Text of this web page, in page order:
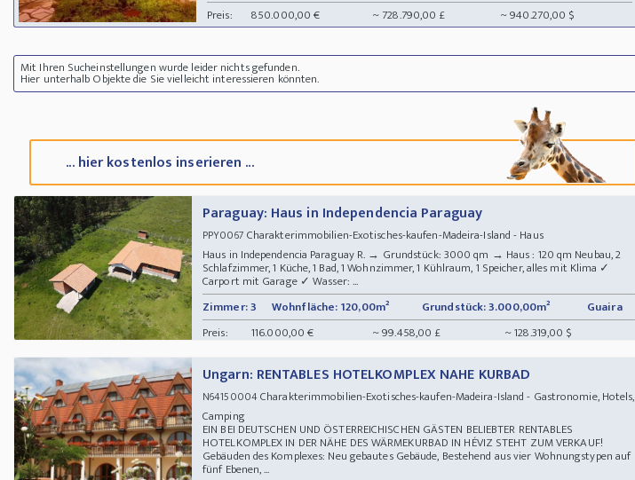
Preis:
850.000,00 € ~ 728.790,00 £ ~ 940.270,00 $
Mit Ihren Sucheinstellungen wurde leider nichts gefunden.
Hier unterhalb Objekte die Sie vielleicht interessieren könnten.
... hier kostenlos inserieren ...
Paraguay: Haus in Independencia Paraguay
PPY0067 Charakterimmobilien-Exotisches-kaufen-Madeira-Island - Haus
Haus in Independencia Paraguay R. → Grundstück: 3000 qm → Haus : 120 qm Neubau, 2
Schlafzimmer, 1 Küche, 1 Bad, 1 Wohnzimmer, 1 Kühlraum, 1 Speicher, alles mit Klima ✓
Carport mit Garage ✓ Wasser: ...
Zimmer: 3
Wohnfläche: 120,00m² Grundstück: 3.000,00m²
Guaira
Preis:
116.000,00 € ~ 99.458,00 £ ~ 128.319,00 $
Ungarn: RENTABLES HOTELKOMPLEX NAHE KURBAD
N64150004Charakterimmobilien-Exotisches-kaufen-Madeira-Island - Gastronomie, Hotels,
Camping
EIN BEI DEUTSCHEN UND ÖSTERREICHISCHEN GÄSTEN BELIEBTER RENTABLES
HOTELKOMPLEX IN DER NÄHE DES WÄRMEKURBAD IN HÉVIZ STEHT ZUM VERKAUF!
Gebäuden des Komplexes: Neu gebautes Gebäude, Bestehend aus vier Wohnungstypen auf
fünf Ebenen, ...